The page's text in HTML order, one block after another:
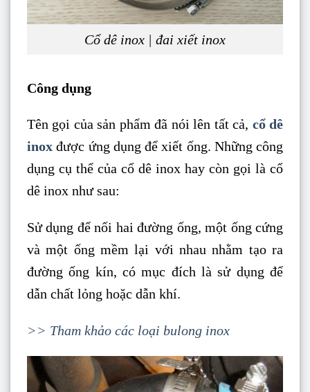
Cổ dê inox | đai xiết inox
Công dụng
Tên gọi của sản phẩm đã nói lên tất cả, cổ dê
inox được ứng dụng để xiết ống. Những công
dụng cụ thể của cổ dê inox hay còn gọi là cổ
dê inox như sau:
Sử dụng để nối hai đường ống, một ống cứng
và một ống mềm lại với nhau nhằm tạo ra
đường ống kín, có mục đích là sử dụng để
dẫn chất lỏng hoặc dẫn khí.
>> Tham khảo các loại bulong inox